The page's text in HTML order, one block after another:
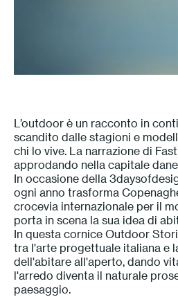
Store locator
L’outdoor è un racconto in
scandito dalle stagioni e
chi lo vive. La narrazione di
approdando nella capitale
In occasione della
ogni anno trasforma
crocevia internazionale per il
porta in scena la sua idea di
In questa cornice Outdoor
tra l'arte progettuale italiana e
dell'abitare all'aperto, dando
l'arredo diventa il naturale
paesaggio.